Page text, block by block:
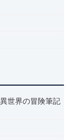
異世界の冒険筆記